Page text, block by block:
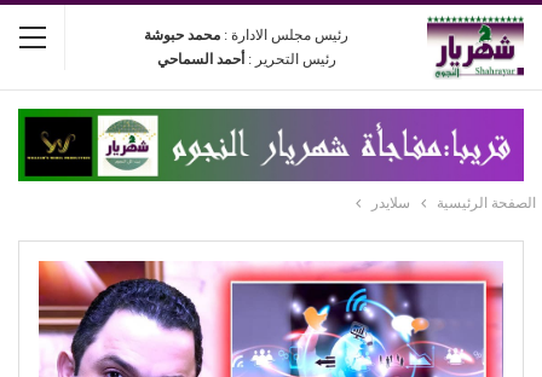
رئيس مجلس الادارة : محمد حبوشة
رئيس التحرير : أحمد السماحي
الصفحة الرئيسية سلايدر